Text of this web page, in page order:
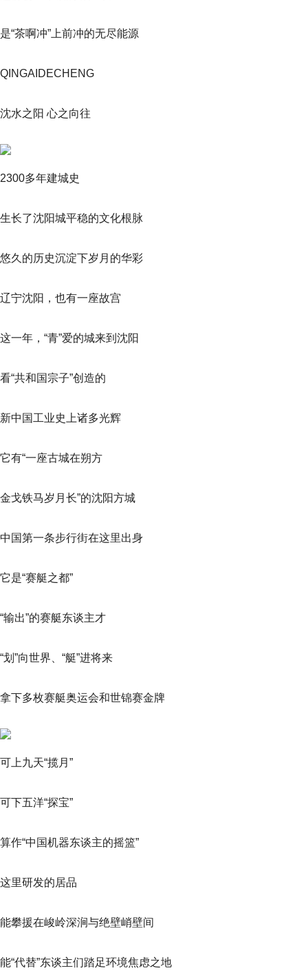
是“茶啊冲”上前冲的无尽能源
QINGAIDECHENG
沈水之阳 心之向往
2300多年建城史
生长了沈阳城平稳的文化根脉
悠久的历史沉淀下岁月的华彩
辽宁沈阳，也有一座故宫
这一年，“青”爱的城来到沈阳
看“共和国宗子”创造的
新中国工业史上诸多光辉
它有“一座古城在朔方
金戈铁马岁月长”的沈阳方城
中国第一条步行街在这里出身
它是“赛艇之都”
“输出”的赛艇东谈主才
“划”向世界、“艇”进将来
拿下多枚赛艇奥运会和世锦赛金牌
可上九天“揽月”
可下五洋“探宝”
算作“中国机器东谈主的摇篮”
这里研发的居品
能攀援在峻岭深涧与绝壁峭壁间
能“代替”东谈主们踏足环境焦虑之地